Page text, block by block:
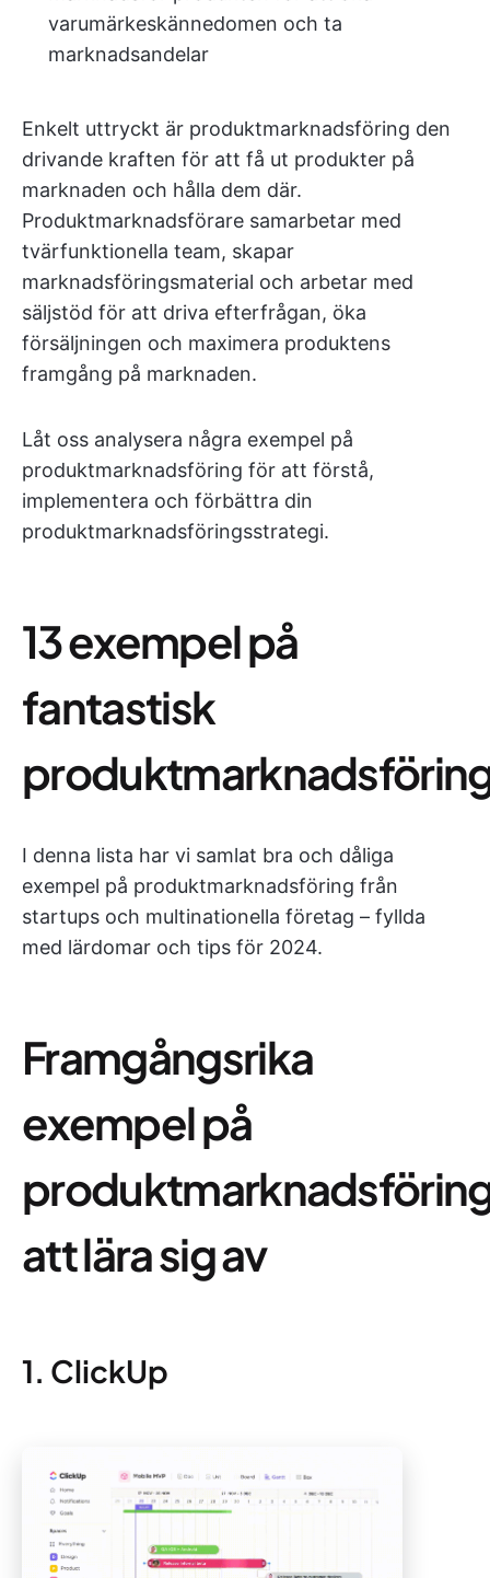
varumärkeskännedomen och ta
marknadsandelar
Enkelt uttryckt är produktmarknadsföring den
drivande kraften för att få ut produkter på
marknaden och hålla dem där.
Produktmarknadsförare samarbetar med
tvärfunktionella team, skapar
marknadsföringsmaterial och arbetar med
säljstöd för att driva efterfrågan, öka
försäljningen och maximera produktens
framgång på marknaden.
Låt oss analysera några exempel på
produktmarknadsföring för att förstå,
implementera och förbättra din
produktmarknadsföringsstrategi.
13 exempel på
fantastisk
I denna lista har vi samlat bra och dåliga
exempel på produktmarknadsföring från
startups och multinationella företag – fyllda
med lärdomar och tips för 2024.
Framgångsrika
exempel på
att lära sig av
1. ClickUp